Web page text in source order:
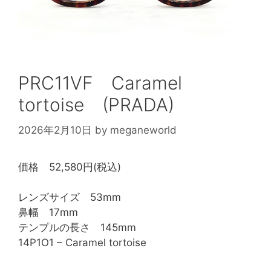
PRC11VF Caramel
tortoise (PRADA)
2026年2月10日 by meganeworld
価格 52,580円(税込)
レンズサイズ 53mm
鼻幅 17mm
テンプルの長さ 145mm
14P1O1 – Caramel tortoise